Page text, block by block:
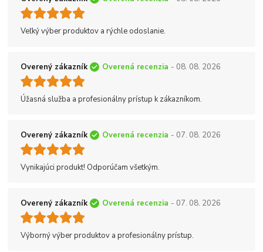
Veľký výber produktov a rýchle odoslanie.
Overený zákazník Overená recenzia - 08. 08. 2026
Úžasná služba a profesionálny prístup k zákazníkom.
Overený zákazník Overená recenzia - 07. 08. 2026
Vynikajúci produkt! Odporúčam všetkým.
Overený zákazník Overená recenzia - 07. 08. 2026
Výborný výber produktov a profesionálny prístup.